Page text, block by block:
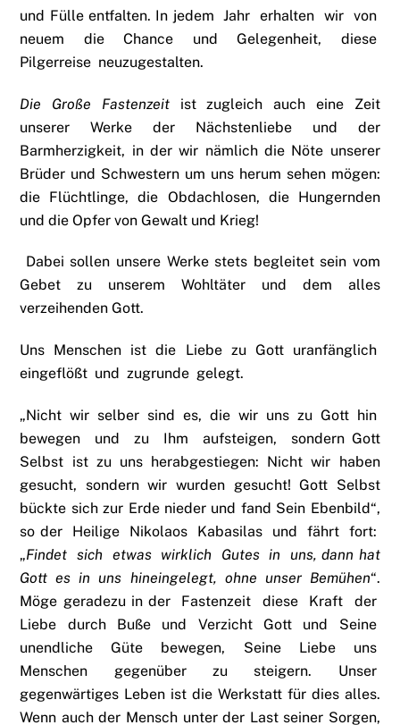
und Fülle entfalten. In jedem Jahr erhalten wir von
neuem die Chance und Gelegenheit, diese
Pilgerreise neuzugestalten.
Die Große Fastenzeitist zugleich auch eine Zeit
unserer Werke der Nächstenliebe und der
Barmherzigkeit, in der wir nämlich die Nöte unserer
Brüder und Schwestern um uns herum sehen mögen:
die Flüchtlinge, die Obdachlosen, die Hungernden
und die Opfer von Gewalt und Krieg!
Dabei sollen unsere Werke stets begleitet sein vom
Gebet zu unserem Wohltäter und dem alles
verzeihenden Gott.
Uns Menschen ist die Liebe zu Gott uranfänglich
eingeflößt und zugrunde gelegt.
„Nicht wir selber sind es, die wir uns zu Gott hin
bewegen und zu Ihm aufsteigen, sondern Gott
Selbst ist zu uns herabgestiegen: Nicht wir haben
gesucht, sondern wir wurden gesucht! Gott Selbst
bückte sich zur Erde nieder und fand Sein Ebenbild“,
so der Heilige Nikolaos Kabasilas und fährt fort:
„Findet sich etwas wirklich Gutes in uns, dann hat
Gott es in uns hineingelegt, ohne unser Bemühen“.
Möge geradezu in der Fastenzeit diese Kraft der
Liebe durch Buße und Verzicht Gott und Seine
unendliche Güte bewegen, Seine Liebe uns
Menschen gegenüber zu steigern. Unser
gegenwärtiges Leben ist die Werkstatt für dies alles.
Wenn auch der Mensch unter der Last seiner Sorgen,